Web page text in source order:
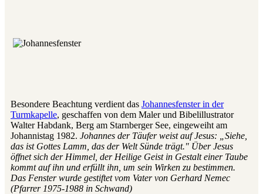
Besondere Beachtung verdient das Johannesfenster in der
Turmkapelle, geschaffen von dem Maler und Bibelillustrator
Walter Habdank, Berg am Starnberger See, eingeweiht am
Johannistag 1982. Johannes der Täufer weist auf Jesus: „Siehe,
das ist Gottes Lamm, das der Welt Sünde trägt." Über Jesus
öffnet sich der Himmel, der Heilige Geist in Gestalt einer Taube
kommt auf ihn und erfüllt ihn, um sein Wirken zu bestimmen.
Das Fenster wurde gestiftet vom Vater von Gerhard Nemec
(Pfarrer 1975-1988 in Schwand)